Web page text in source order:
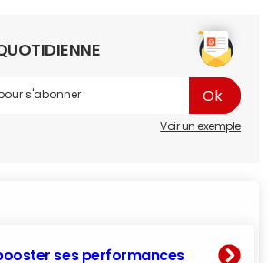
Voir un exemple
ses performances